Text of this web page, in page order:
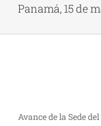
Panamá, 15 de
Avance de la Sede